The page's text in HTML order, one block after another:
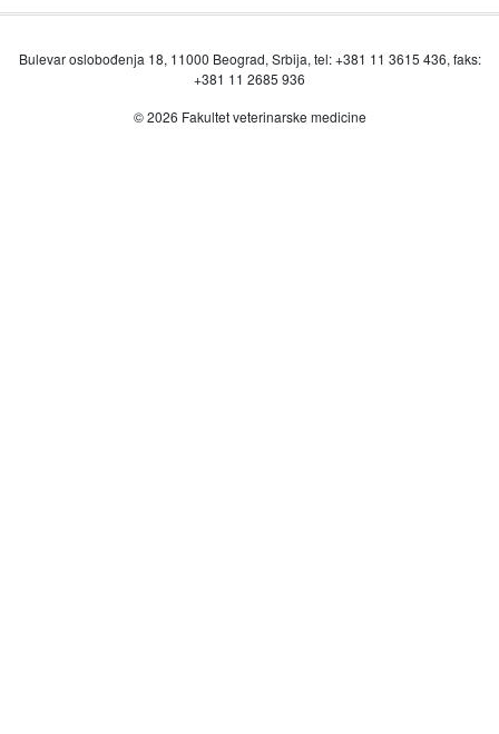
Bulevar oslobođenja 18, 11000 Beograd, Srbija, tel: +381 11 3615 436, faks:
+381 11 2685 936
© 2026 Fakultet veterinarske medicine